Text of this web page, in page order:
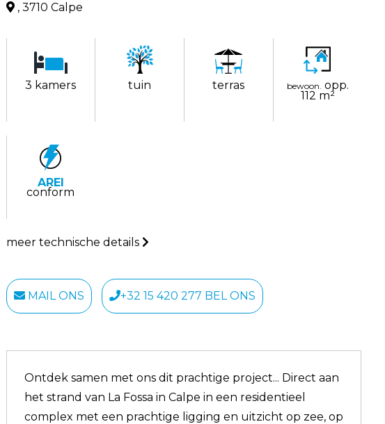
, 3710 Calpe
3 kamers tuin terras bewoon. opp.
112 m²
AREI
conform
meer technische details
MAIL ONS +32 15 420 277 BEL ONS
Ontdek samen met ons dit prachtige project... Direct aan
het strand van La Fossa in Calpe in een residentieel
complex met een prachtige ligging en uitzicht op zee, op